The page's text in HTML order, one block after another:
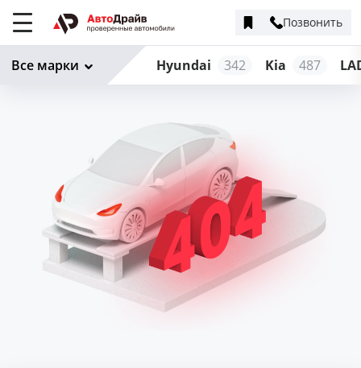
Позвонить
Hyundai 342 Kia 487
Все марки